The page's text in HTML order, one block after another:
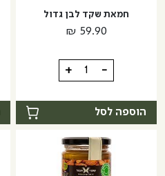
חמאת שקד לבן גדול
₪ 59.90
-
כמות
של
חמאת
שקד
גדול
+
הוספה לסל